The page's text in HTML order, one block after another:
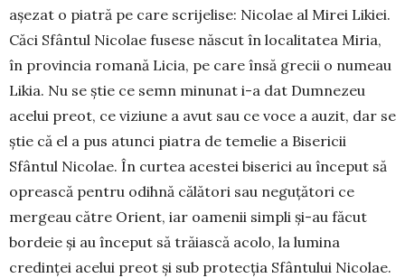
așezat o pia­tră pe care scrijelise: Nicolae al Mirei Likiei.
Căci Sfântul Nicolae fusese născut în localitatea Miria,
în provincia romană Licia, pe care însă grecii o nu­meau
Likia. Nu se știe ce semn minunat i-a dat Dum­nezeu
acelui preot, ce viziune a avut sau ce voce a auzit, dar se
știe că el a pus atunci piatra de temelie a Bisericii
Sfântul Nicolae. În curtea acestei biserici au început să
oprească pentru odihnă călă­tori sau neguțători ce
mergeau către Orient, iar oa­menii simpli și-au făcut
bordeie și au început să tră­iască acolo, la lumina
credinței acelui preot și sub protecția Sfântului Nicolae.